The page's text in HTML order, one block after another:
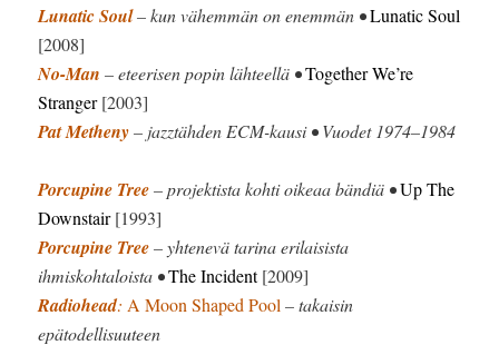
Lunatic Soul– kun vähemmän on enemmän •Lunatic Soul
[2008]
No-Man – eteerisen popin lähteellä •Together We’re
Stranger[2003]
Pat Metheny– jazztähden ECM-kausi • Vuodet 1974–1984
Porcupine Tree– projektista kohti oikeaa bändiä •Up The
Downstair[1993]
Porcupine Tree– yhtenevä tarina erilaisista
ihmiskohtaloista •The Incident[2009]
Radiohead: A Moon Shaped Pool – takaisin
epätodellisuuteen